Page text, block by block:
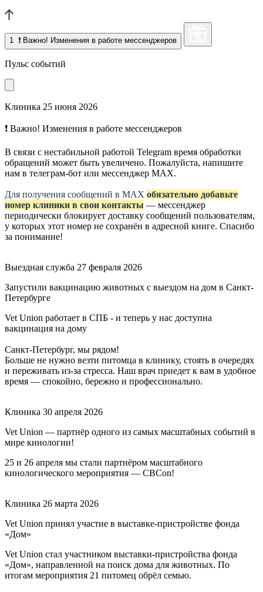
1 ❗ Важно! Изменения в работе мессенджеров
Пульс событий
Клиника 25 июня 2026
❗ Важно! Изменения в работе мессенджеров
В связи с нестабильной работой Telegram время обработки
обращений может быть увеличено. Пожалуйста, напишите
нам в телеграм-бот или мессенджер МАХ.
Для получения сообщений в МАХ обязательно добавьте
номер клиники в свои контакты — мессенджер
периодически блокирует доставку сообщений пользователям,
у которых этот номер не сохранён в адресной книге. Спасибо
за понимание!
Выездная служба 27 февраля 2026
Запустили вакцинацию животных с выездом на дом в Санкт-
Петербурге
Vet Union работает в СПБ - и теперь у нас доступна
вакцинация на дому
Санкт-Петербург, мы рядом!
Больше не нужно везти питомца в клинику, стоять в очередях
и переживать из-за стресса. Наш врач приедет к вам в удобное
время — спокойно, бережно и профессионально.
Клиника 30 апреля 2026
Vet Union — партнёр одного из самых масштабных событий в
мире кинологии!
25 и 26 апреля мы стали партнёром масштабного
кинологического мероприятия — CBCon!
Клиника 26 марта 2026
Vet Union принял участие в выставке-пристройстве фонда
«Дом»
Vet Union стал участником выставки-пристройства фонда
«Дом», направленной на поиск дома для животных. По
итогам мероприятия 21 питомец обрёл семью.